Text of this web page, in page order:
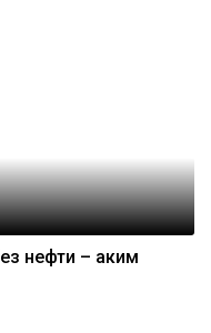
нефти – аким